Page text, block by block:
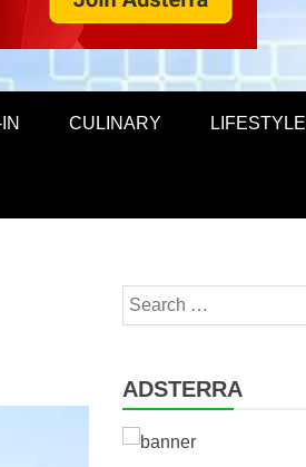
CULINARY LIFESTYLE
Search
for:
ADSTERRA